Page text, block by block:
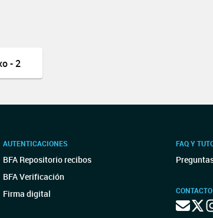
- 2
AUTENTICACIONES
BFA Repositorio recibos
BFA Verificación
Firma digital
FAQ Y
CONTACTO